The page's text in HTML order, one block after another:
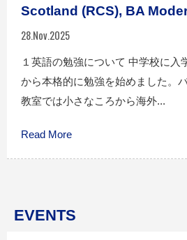
Scotland (RCS), BA
28.Nov.2025
１英語の勉強について 中学校に入
から本格的に勉強を始めました。
教室では小さなころから海外...
Read More
EVENTS